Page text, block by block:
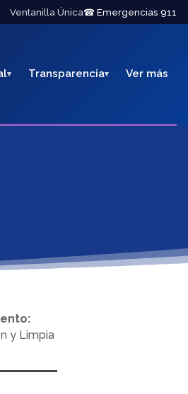
Ventanilla Única☎ Emergencias 911
Transparencia Ver más
y Limpia